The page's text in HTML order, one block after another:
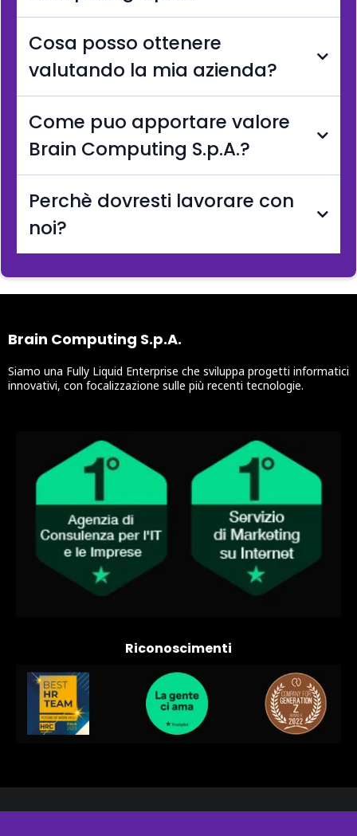
Cosa posso ottenere
valutando la mia azienda?
Report Power Point completo sul
valore della tua azienda
valore aziendale
Presentazione del metodo "Boost
The Value"
Un quarto Bonus: file excel per
aggiornare in autonomia il valore
della tua azienda.
Come puo apportare valore
Brain Computing S.p.A.?
Perchè dovresti lavorare con
noi?
Brain Computing S.p.A.
Siamo una Fully Liquid Enterprise che sviluppa progetti informatici
innovativi, con focalizzazione sulle più recenti tecnologie.
Riconoscimenti